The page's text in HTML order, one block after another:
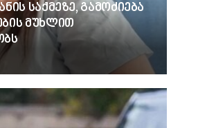
საქმეზე, გამოძიება
მუხლით